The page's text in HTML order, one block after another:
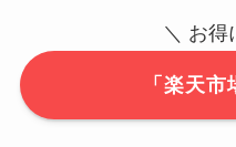
＼ お得
「楽天